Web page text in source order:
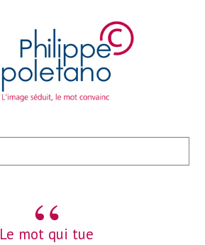
Le mot qui tue